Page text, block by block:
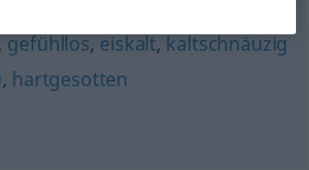
, gefühllos, eiskalt, kaltschnäuzig
, hartgesotten